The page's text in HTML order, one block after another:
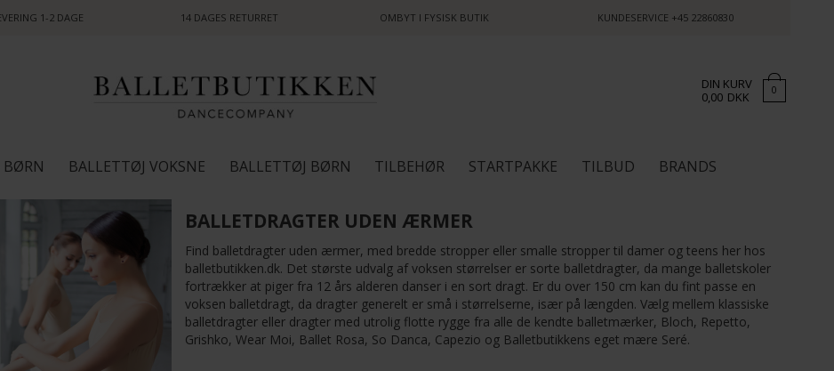
1-2 DAGE 14 DAGES RETURRET OMBYT I FYSISK BUTIK KUNDESERVICE +45 22860830
DIN KURV
0,00 DKK 0
BØRN BALLETTØJ VOKSNE BALLETTØJ BØRN TILBEHØR STARTPAKKE TILBUD BRANDS
BALLETDRAGTER UDEN ÆRMER
Find balletdragter uden ærmer, med bredde stropper eller smalle stropper til damer og teens her hos
balletbutikken.dk. Det største udvalg af voksen størrelser er sorte balletdragter, da mange balletskoler
fortrækker at piger fra 12 års alderen danser i en sort dragt. Er du over 150 cm kan du fint passe en
voksen balletdragt, da dragter generelt er små i størrelserne, især på længden. Vælg mellem klassiske
balletdragter eller dragter med utrolig flotte rygge fra alle de kendte balletmærker, Bloch, Repetto,
Grishko, Wear Moi, Ballet Rosa, So Danca, Capezio og Balletbutikkens eget mære Seré.